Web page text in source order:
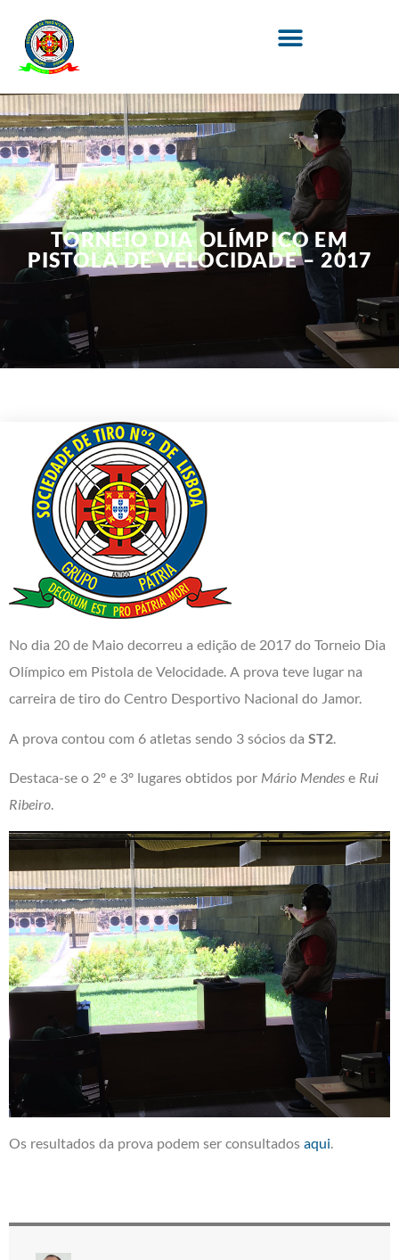
TORNEIO DIA OLÍMPICO EM
PISTOLA DE VELOCIDADE – 2017
No dia 20 de Maio decorreu a edição de 2017 do Torneio Dia
Olímpico em Pistola de Velocidade. A prova teve lugar na
carreira de tiro do Centro Desportivo Nacional do Jamor.
A prova contou com 6 atletas sendo 3 sócios da ST2.
Destaca-se o 2º e 3º lugares obtidos por Mário Mendes e Rui
Ribeiro.
Os resultados da prova podem ser consultados aqui.